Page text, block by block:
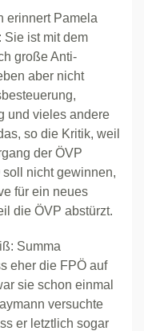
erinnert Pamela
Sie ist mit dem
große Anti-
aber nicht
und vieles andere
so die Kritik, weil
der ÖVP
nicht gewinnen,
für ein neues
die ÖVP abstürzt.
Summa
eher die FPÖ auf
sie schon einmal
versuchte
er letztlich sogar